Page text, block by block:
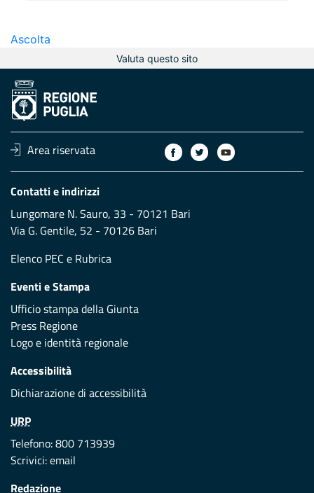
Ascolta
Valuta questo sito
Area riservata
Contatti e indirizzi
Lungomare N. Sauro, 33 - 70121 Bari
Via G. Gentile, 52 - 70126 Bari
Elenco PEC e Rubrica
Eventi e Stampa
Ufficio stampa della Giunta
Press Regione
Logo e identità regionale
Accessibilità
Dichiarazione di accessibilità
URP
Telefono: 800 713939
Scrivici:email
Redazione